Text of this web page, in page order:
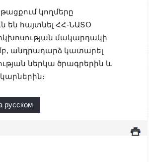
կողմերը
են հայտնել ՀՀ-ՆԱՏՕ
մակարդակի
անդրադարձ կատարել
ներկա ծրագրերին և
русском